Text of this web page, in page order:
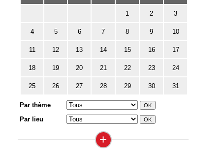
1 2 3
4 5 6 7 8 9 10
11 12 13 14 15 16 17
18 19 20 21 22 23 24
25 26 27 28 29 30 31
Par thème
Par lieu
+